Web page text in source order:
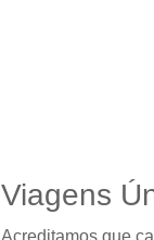
Viagens